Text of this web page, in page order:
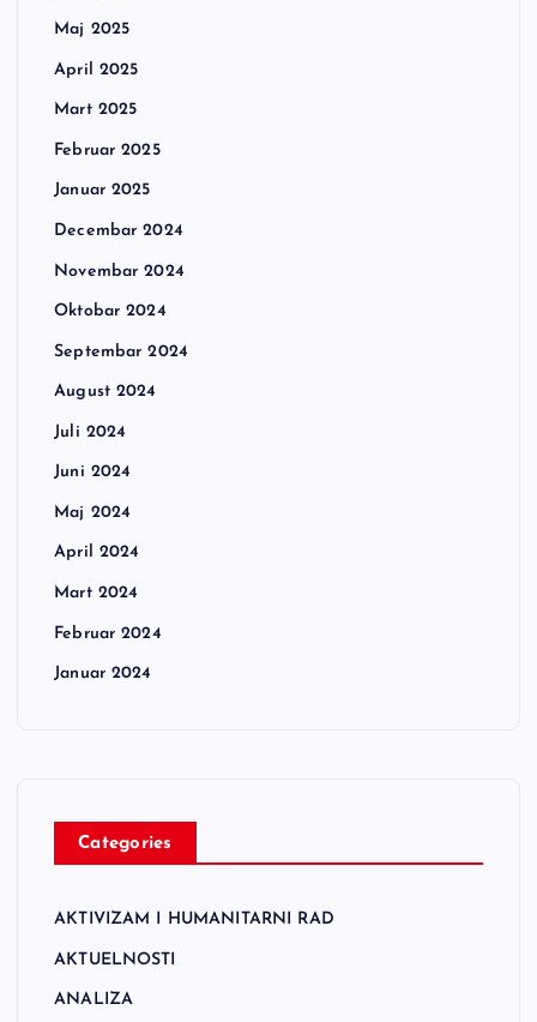
Maj 2025
April 2025
Mart 2025
Februar 2025
Januar 2025
Decembar 2024
Novembar 2024
Oktobar 2024
Septembar 2024
August 2024
Juli 2024
Juni 2024
Maj 2024
April 2024
Mart 2024
Februar 2024
Januar 2024
Categories
AKTIVIZAM I HUMANITARNI RAD
AKTUELNOSTI
ANALIZA